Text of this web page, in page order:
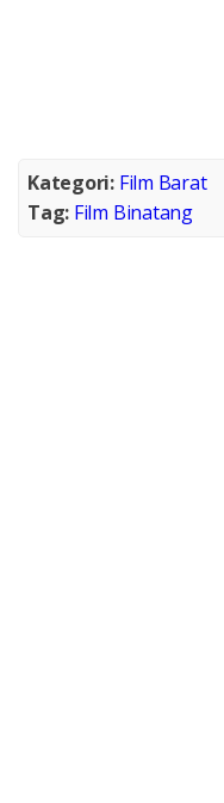
Kategori: Film Barat
Tag: Film Binatang